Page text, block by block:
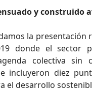
y construido
la presentación
donde el sector
colectiva sin
incluyeron diez
el desarrollo